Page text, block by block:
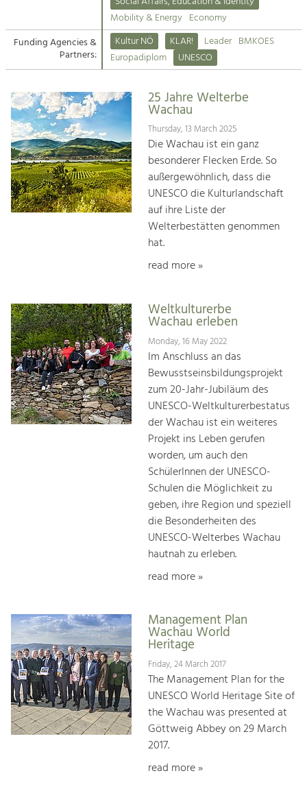
Suche
Impressum
Kontakt
Tourism
Offer Development and Positioning
Art & Culture
Crafts, Science and Research.
Social Affairs, Education
& Identity
Equality, Youth and Integration.
Climate Change, Public Transport and
Increase in Regional Value Added.
Mobility & Energy Economy
Funding Agencies &
Partners:
Kultur NÖ KLAR! Leader BMKOES
Europadiplom
UNESCO
25 Jahre Welterbe
Wachau
Thursday, 13 March 2025
Die Wachau ist ein ganz
besonderer Flecken Erde. So
außergewöhnlich, dass die
UNESCO die Kulturlandschaft
auf ihre Liste der
Welterbestätten genommen
hat.
read more »
Weltkulturerbe
Wachau erleben
Monday, 16 May 2022
Im Anschluss an das
Bewusstseinsbildungsprojekt
zum 20-Jahr-Jubiläum des
UNESCO-Weltkulturerbestatus
der Wachau ist ein weiteres
Projekt ins Leben gerufen
worden, um auch den
SchülerInnen der UNESCO-
Schulen die Möglichkeit zu
geben, ihre Region und speziell
die Besonderheiten des
UNESCO-Welterbes Wachau
hautnah zu erleben.
read more »
Management Plan
Wachau World
Heritage
Friday, 24 March 2017
The Management Plan for the
UNESCO World Heritage Site of
the Wachau was presented at
Göttweig Abbey on 29 March
2017.
read more »